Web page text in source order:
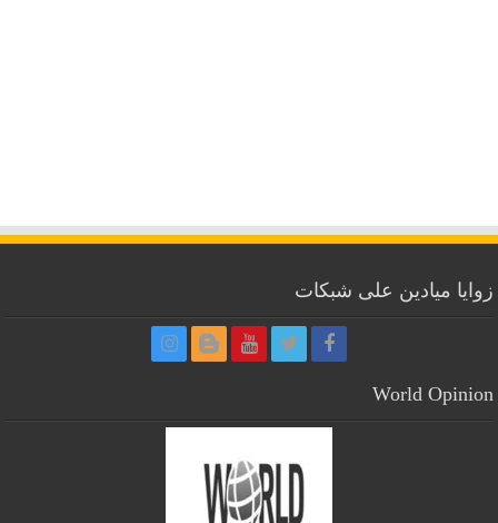
زوايا ميادين على شبكات
World Opinion